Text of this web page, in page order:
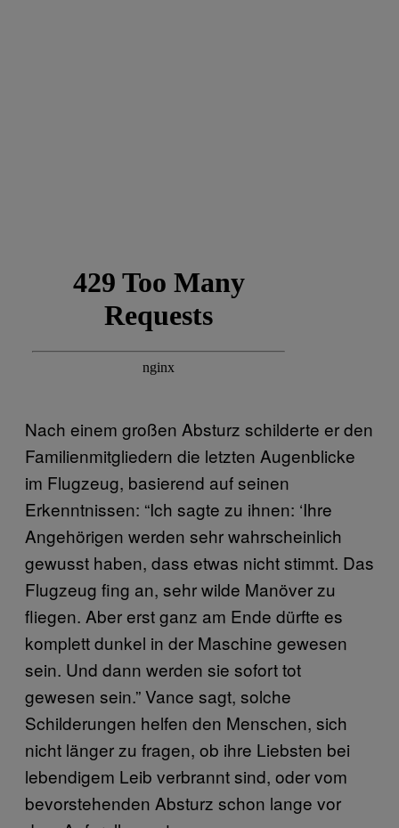
Nach einem großen Absturz schilderte er den
Familienmitgliedern die letzten Augenblicke
im Flugzeug, basierend auf seinen
Erkenntnissen: “Ich sagte zu ihnen: ‘Ihre
Angehörigen werden sehr wahrscheinlich
gewusst haben, dass etwas nicht stimmt. Das
Flugzeug fing an, sehr wilde Manöver zu
fliegen. Aber erst ganz am Ende dürfte es
komplett dunkel in der Maschine gewesen
sein. Und dann werden sie sofort tot
gewesen sein.” Vance sagt, solche
Schilderungen helfen den Menschen, sich
nicht länger zu fragen, ob ihre Liebsten bei
lebendigem Leib verbrannt sind, oder vom
bevorstehenden Absturz schon lange vor